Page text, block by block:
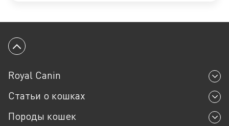
Вернуться к началу
Royal Canin
Статьи о кошках
Породы кошек